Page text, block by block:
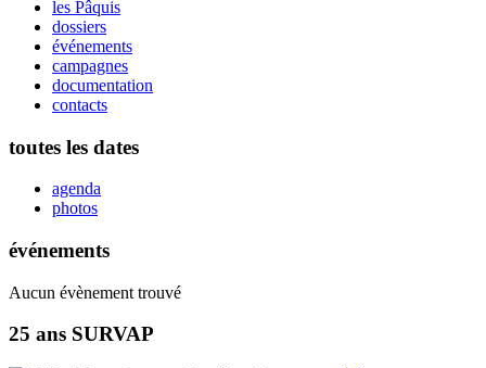
les Pâquis
dossiers
événements
campagnes
documentation
contacts
toutes les dates
agenda
photos
événements
Aucun évènement trouvé
25 ans SURVAP